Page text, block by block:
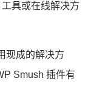
具或在线解决方
现成的解决方
Smush 插件有